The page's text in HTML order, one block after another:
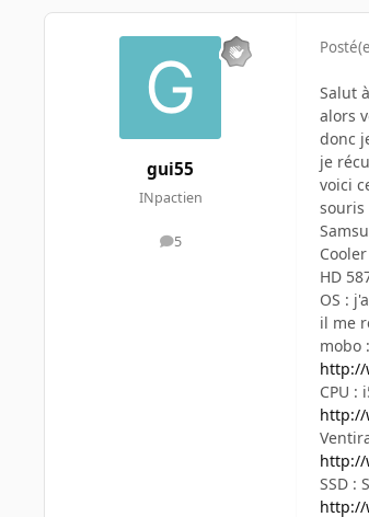
gui55
INpactien
5
messages
Salut
alors
donc
je
voici
souris
HD
OS :
il me
mobo
http://
CPU :
http://
http://
SSD :
http://